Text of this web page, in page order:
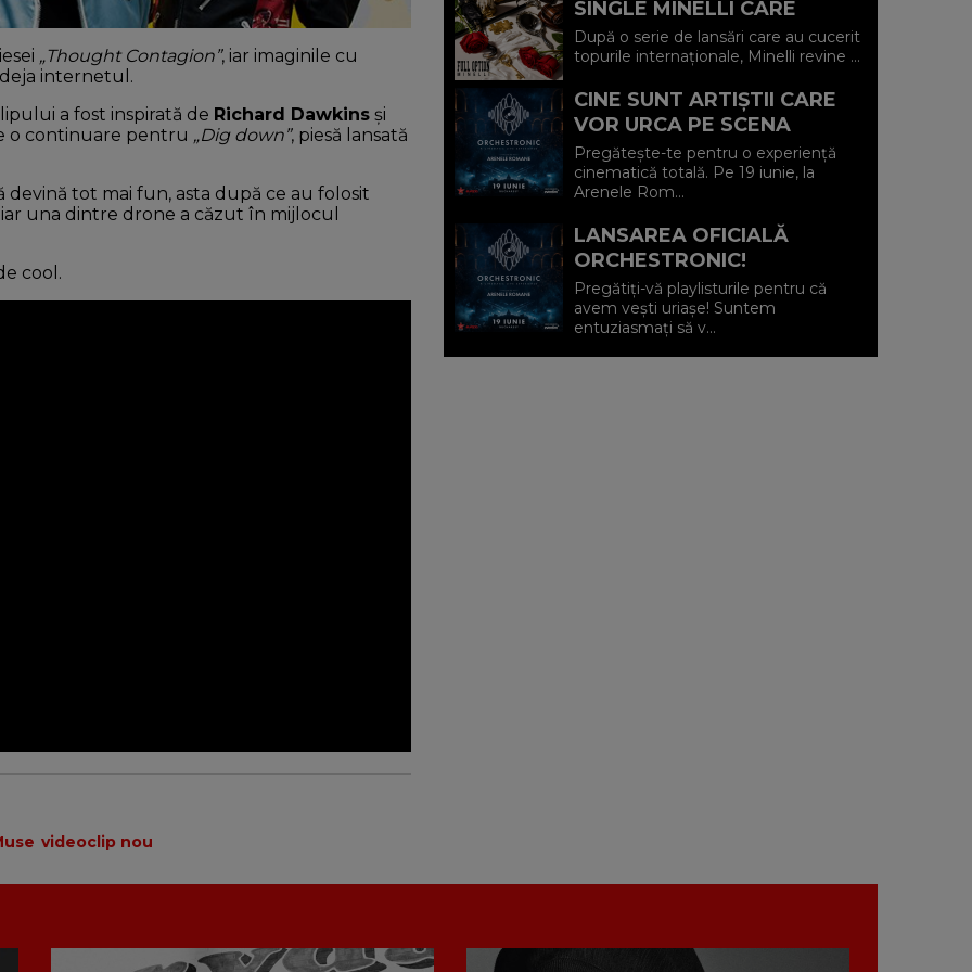
„Thought Contagion”, iar imaginile cu
internetul.
a fost inspirată de Richard Dawkins și
o continuare pentru „Dig down”, piesă lansată
devină tot mai fun, asta după ce au folosit
una dintre drone a căzut în mijlocul
cool.
videoclip nou
SINGLE MINELLI CARE
SPUNE RĂSPICAT: „TOTUL
SAU NIMIC"
După o serie de lansări care au cucerit
topurile internaționale, Minelli revine ...
CINE SUNT ARTIȘTII CARE
VOR URCA PE SCENA
MISTERIOASĂ DE LA
ORCHESTRONIC?
Pregătește-te pentru o experiență
cinematică totală. Pe 19 iunie, la
Arenele Rom...
LANSAREA OFICIALĂ
ORCHESTRONIC!
Pregătiți-vă playlisturile pentru că
avem vești uriașe! Suntem
entuziasmați să v...